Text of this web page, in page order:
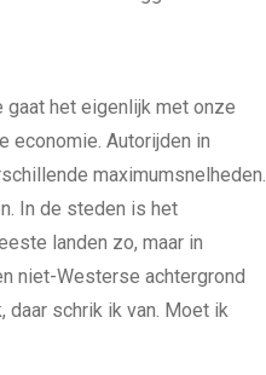
gaat het eigenlijk met onze
economie. Autorijden in
maximumsnelheden.
In de steden is het
landen zo, maar in
niet-Westerse achtergrond
daar schrik ik van. Moet ik